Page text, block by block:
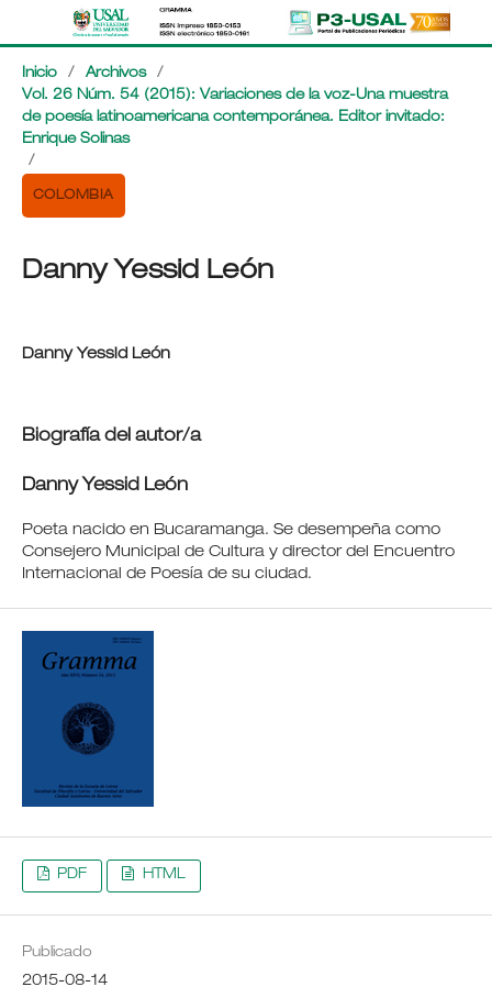
Inicio / Archivos
/
Vol. 26 Núm. 54 (2015): Variaciones de la voz-Una muestra
de poesía latinoamericana contemporánea. Editor invitado:
Enrique Solinas
/
COLOMBIA
Danny Yessid León
Danny Yessid León
Biografía del autor/a
Danny Yessid León
Poeta nacido en Bucaramanga. Se desempeña como
Consejero Municipal de Cultura y director del Encuentro
Internacional de Poesía de su ciudad.
PDF HTML
Publicado
2015-08-14